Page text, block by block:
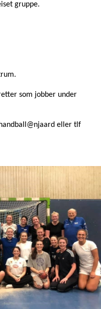
gruppe.
som jobber under
eller tlf